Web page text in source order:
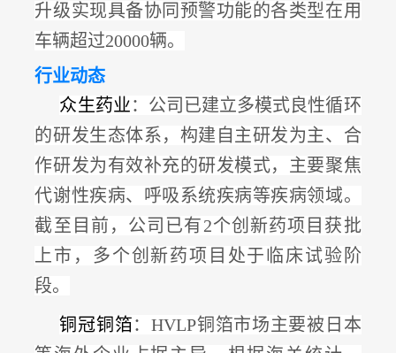
升级实现具备协同预警功能的各类型在用
车辆超过20000辆。
行业动态
众生药业： 公司已建立多模式良性循环
的研发生态体系，构建自主研发为主、合
作研发为有效补充的研发模式，主要聚焦
代谢性疾病、呼吸系统疾病等疾病领域。
截至目前，公司 已有2个创新药项目获批
上市，多个创新药项目处于临床试验阶
段。
铜冠铜箔：HVLP铜箔市场主要被日本